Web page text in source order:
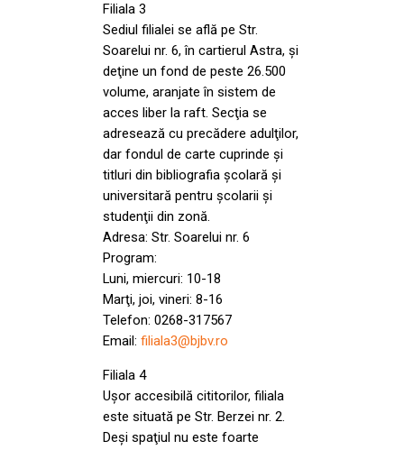
Filiala 3
Sediul filialei se află pe Str.
Soarelui nr. 6, în cartierul Astra, şi
deţine un fond de peste 26.500
volume, aranjate în sistem de
acces liber la raft. Secţia se
adresează cu precădere adulţilor,
dar fondul de carte cuprinde şi
titluri din bibliografia şcolară şi
universitară pentru şcolarii şi
studenţii din zonă.
Adresa: Str. Soarelui nr. 6
Program:
Luni, miercuri: 10-18
Marţi, joi, vineri: 8-16
Telefon: 0268-317567
Email: filiala3@bjbv.ro
Filiala 4
Uşor accesibilă cititorilor, filiala
este situată pe Str. Berzei nr. 2.
Deşi spaţiul nu este foarte